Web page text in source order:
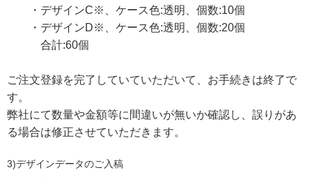
・デザインC※、ケース色:透明、個数:10個
・デザインD※、ケース色:透明、個数:20個
合計:60個
ご注文登録を完了していていただいて、お手続きは終了で
す。
弊社にて数量や金額等に間違いが無いか確認し、誤りがあ
る場合は修正させていただきます。
3)デザインデータのご入稿